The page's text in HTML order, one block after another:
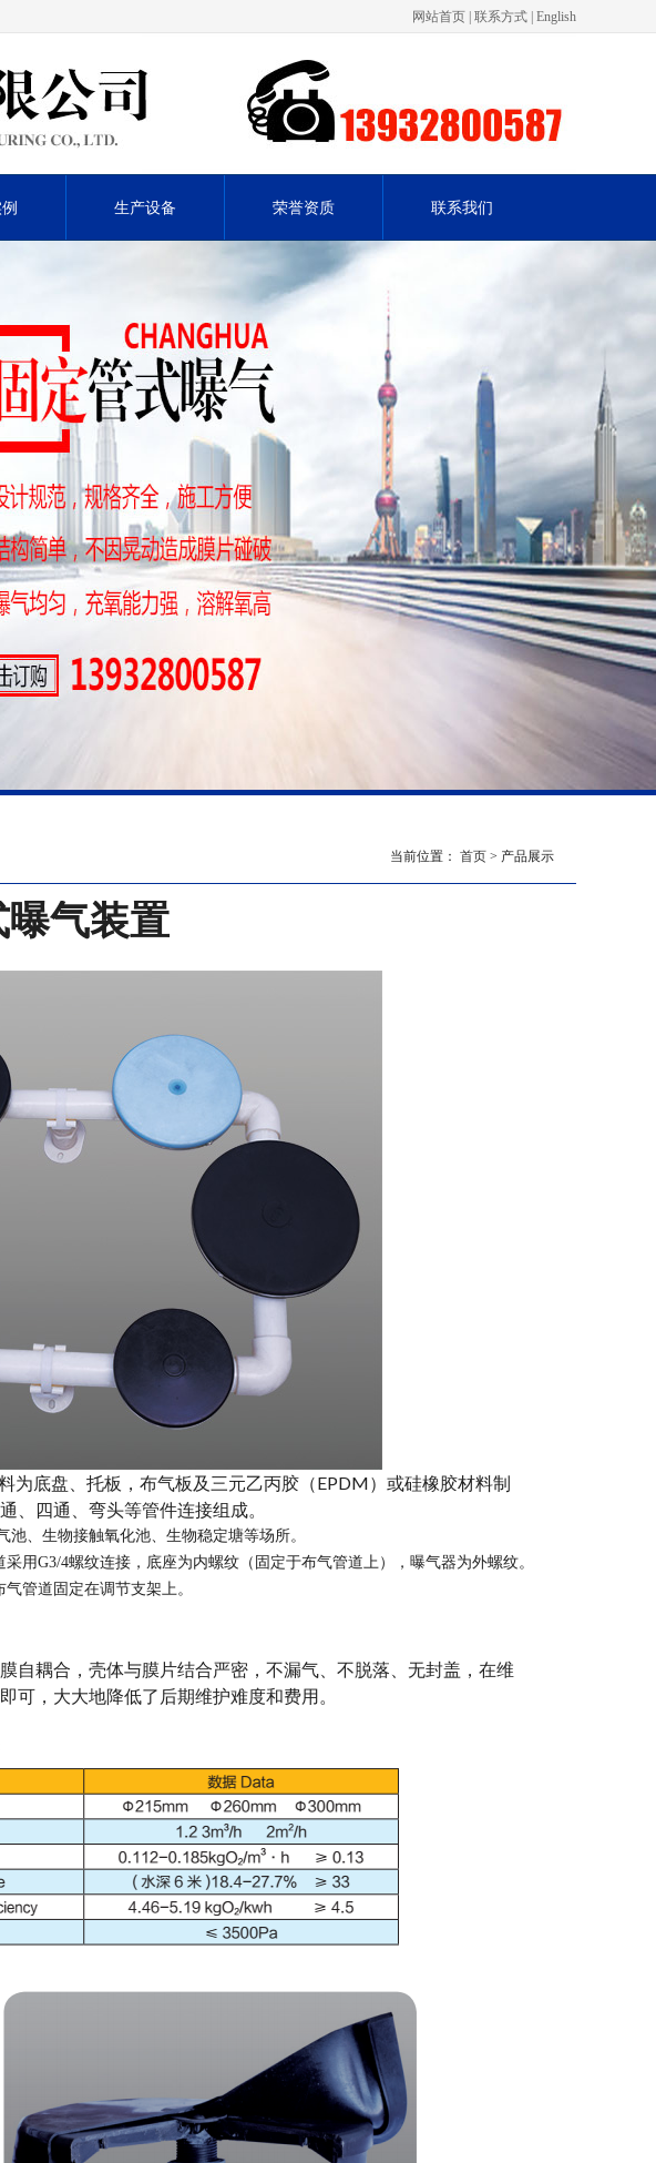
网站首页 联系方式 English
生产设备 荣誉资质 联系我们
当前位置： 首页 > 产品展示
曝气装置
底盘、托板，布气板及三元乙丙胶（EPDM）或硅橡胶材料制
、四通、弯头等管件连接组成。
、生物接触氧化池、生物稳定塘等场所。
G3/4螺纹连接，底座为内螺纹（固定于布气管道上），曝气器为外螺纹。
管道固定在调节支架上。
耦合，壳体与膜片结合严密，不漏气、不脱落、无封盖，在维
可，大大地降低了后期维护难度和费用。